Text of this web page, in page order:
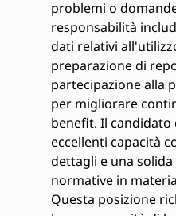
problemi o
responsabilità
dati relativi
preparazione di
partecipazione alla
per migliorare
benefit. Il candidato
eccellenti capacità
dettagli e una
normative in
Questa posizione